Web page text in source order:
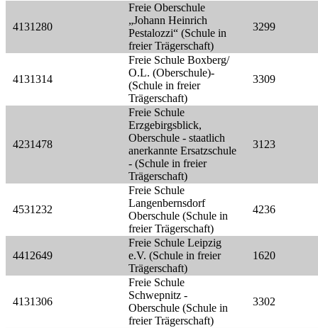
4131280
Freie Oberschule
„Johann Heinrich
Pestalozzi“ (Schule in
freier Trägerschaft)
3299
4131314
Freie Schule Boxberg/
O.L. (Oberschule)-
(Schule in freier
Trägerschaft)
3309
4231478
Freie Schule
Erzgebirgsblick,
Oberschule - staatlich
anerkannte Ersatzschule
- (Schule in freier
Trägerschaft)
3123
4531232
Freie Schule
Langenbernsdorf
Oberschule (Schule in
freier Trägerschaft)
4236
4412649
Freie Schule Leipzig
e.V. (Schule in freier
Trägerschaft)
1620
4131306
Freie Schule
Schwepnitz -
Oberschule (Schule in
freier Trägerschaft)
3302